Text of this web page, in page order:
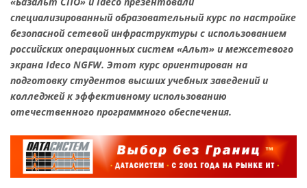
специализированный образовательный курс по настройке
безопасной сетевой инфраструктуры с использованием
российских операционных систем «Альт» и межсетевого
экрана Ideco NGFW. Этот курс ориентирован на
подготовку студентов высших учебных заведений и
колледжей к эффективному использованию
отечественного программного обеспечения.